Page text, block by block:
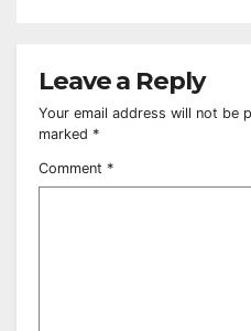
Leave a Reply
Your email address will not be
marked *
Comment *